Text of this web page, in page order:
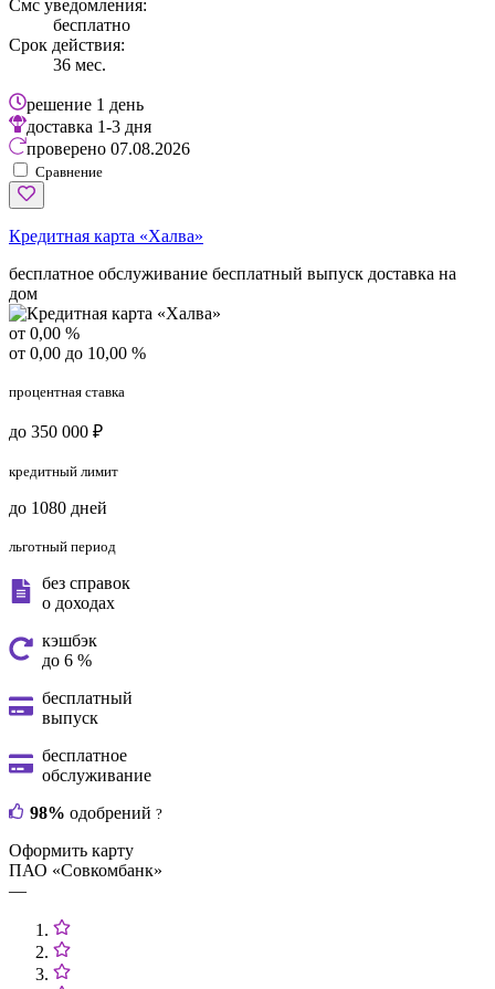
Смс уведомления:
бесплатно
Срок действия:
36 мес.
решение 1 день
доставка 1-3 дня
проверено 07.08.2026
Сравнение
Кредитная карта «Халва»
бесплатное обслуживание бесплатный выпуск доставка на
дом
от 0,00 %
от 0,00 до 10,00 %
процентная ставка
до 350 000 ₽
кредитный лимит
до 1080 дней
льготный период
без справок
о доходах
кэшбэк
до 6 %
бесплатный
выпуск
бесплатное
обслуживание
98% одобрений ?
Оформить карту
ПАО «Совкомбанк»
—